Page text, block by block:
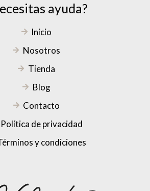
ayuda?
Inicio
Nosotros
Tienda
Blog
Contacto
Política de privacidad
y condiciones